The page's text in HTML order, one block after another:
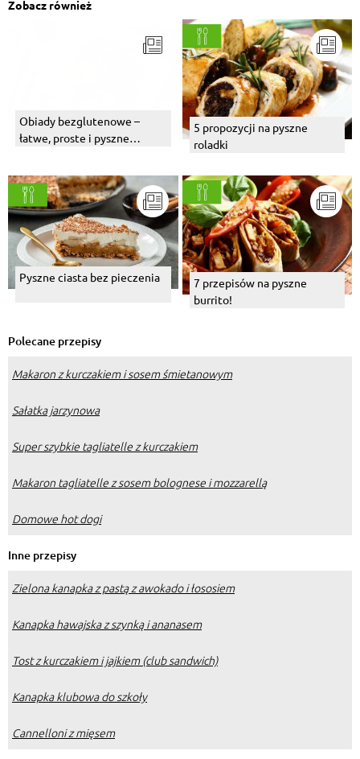
Zobacz również
Obiady bezglutenowe –
łatwe, proste i pyszne
5 propozycji na pyszne
roladki
Pyszne ciasta bez pieczenia
7 przepisów na pyszne
burrito!
Polecane przepisy
Makaron z kurczakiem i sosem śmietanowym
Sałatka jarzynowa
Super szybkie tagliatelle z kurczakiem
Makaron tagliatelle z sosem bolognese i mozzarellą
Domowe hot dogi
Inne przepisy
Zielona kanapka z pastą z awokado i łososiem
Kanapka hawajska z szynką i ananasem
Tost z kurczakiem i jajkiem (club sandwich)
Kanapka klubowa do szkoły
Cannelloni z mięsem